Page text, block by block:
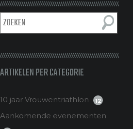
ARTIKELEN PER CATEGORIE
10 jaar Vrouwentriathlon 12
Aankomende evenementen